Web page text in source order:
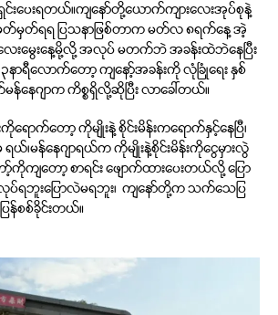
းပေးရတယ်။ကျနော်တို့ယောက်ကျားလေးအုပ်စုနဲ့
တ်မှတ်ရရ ပြသနာဖြစ်တာက မတ်လ ၈ရက်နေ့ အဲ့
ေးမွေးနေ့မို့လို့ အလုပ် မတက်ဘဲ အခန်းထဲဘဲနေပြီး
၃နာရီလောက်တော့ ကျနော့်အခန်းကို လုံခြုံရေး နှစ်
ေဂျာက ကိစ္စရှိလို့ဆိုပြီး လာခေါ်တယ်။
ကိုရောက်တော့ ကိုမျိုးနဲ့ စိုင်းမိန်းကရောက်နှင့်နေပြီ၊
ယ်၊မန်နေဂျာရယ်က ကိုမျိုးနဲ့စိုင်းမိန်းကိုငွေမှားလွဲ
ကျတော့ စာရင်း ဖျောက်ထားပေးတယ်လို့ ပြော
ရဘူးပြောလဲမရဘူး၊ ကျနော်တို့က သက်သေပြ
န်စစ်ခိုင်းတယ်။